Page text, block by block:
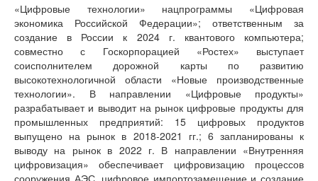
«Цифровые технологии» нацпрограммы «Цифровая
экономика Российской Федерации»; ответственным за
создание в России к 2024 г. квантового компьютера;
совместно с Госкорпорацией «Ростех» выступает
соисполнителем дорожной карты по развитию
высокотехнологичной области «Новые производственные
технологии». В направлении «Цифровые продукты»
разрабатывает и выводит на рынок цифровые продукты для
промышленных предприятий: 15 цифровых продуктов
выпущено на рынок в 2018-2021 гг.; 6 запланированы к
выводу на рынок в 2022 г. В направлении «Внутренняя
цифровизация» обеспечивает цифровизацию процессов
сооружения АЭС, цифровое импортозамещение и создание